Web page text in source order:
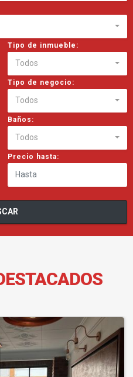
Tipo de inmueble:
Todos
Tipo de negocio:
Todos
Baños:
Todos
Precio hasta: